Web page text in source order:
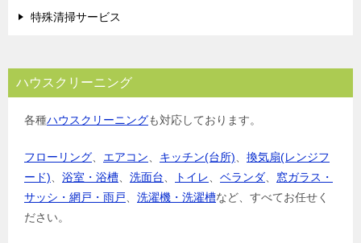
特殊清掃サービス
ハウスクリーニング
各種ハウスクリーニングも対応しております。
フローリング エアコン キッチン(台所)
換気扇(レンジフ
ード)
浴室・浴槽 洗面台 トイレ ベランダ
窓ガラス・
サッシ・網戸・雨戸
洗濯機・洗濯槽など、すべてお任せく
ださい。